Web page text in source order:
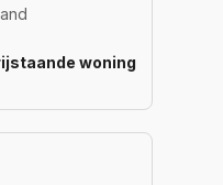
woning